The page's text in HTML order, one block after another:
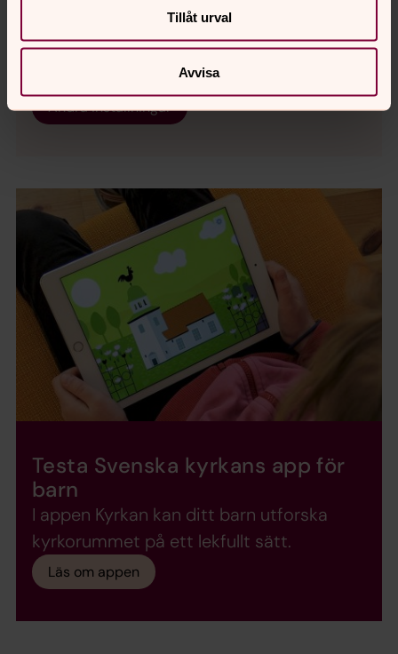
Tillåt urval
Avvisa
Ändra inställningar
Testa Svenska kyrkans app för
barn
I appen Kyrkan kan ditt barn utforska
kyrkorummet på ett lekfullt sätt.
Läs om appen